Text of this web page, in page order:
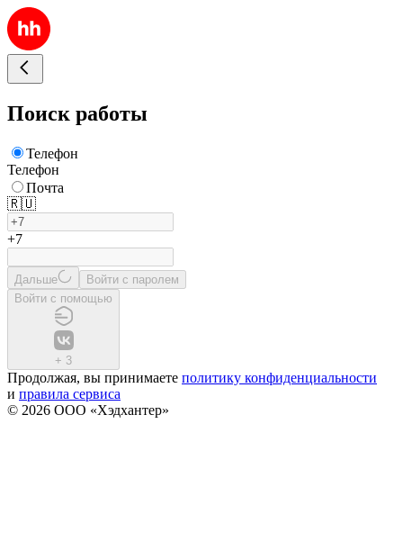
Поиск работы
Телефон
Телефон
Почта
🇷🇺
+7
Дальше
Войти с паролем
Войти с помощью
+ 3
Продолжая, вы принимаете политику конфиденциальности
и правила сервиса
© 2026 ООО «Хэдхантер»